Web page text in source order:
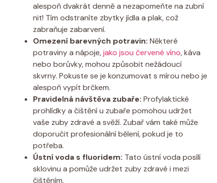
alespoň dvakrát denně a nezapomeňte na zubní
nit! Tím odstraníte zbytky jídla a plak, což
zabraňuje zabarvení.
Omezení barevných potravin: Některé
potraviny a nápoje,jako jsou červené víno, káva
nebo borůvky, mohou způsobit nežádoucí
skvrny. Pokuste se je konzumovat s mírou nebo je
alespoň vypít brčkem.
Pravidelná návštěva zubaře: Profylaktické
prohlídky a čištění u zubaře pomohou udržet
vaše zuby zdravé a svěží. Zubař vám také může
doporučit profesionální bělení, pokud je to
potřeba.
Ústní voda s fluoridem: Tato ústní voda posílí
sklovinu a pomůže udržet zuby zdravé i mezi
čištěním.